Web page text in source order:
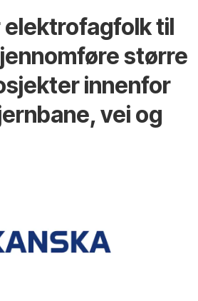
elektrofagfolk til
større
innenfor
vei og